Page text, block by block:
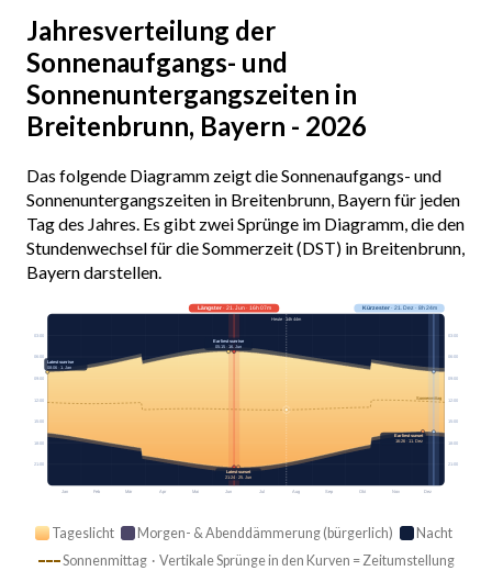
Jahresverteilung der
Sonnenaufgangs- und
Sonnenuntergangszeiten in
Breitenbrunn, Bayern - 2026
Das folgende Diagramm zeigt die Sonnenaufgangs- und
Sonnenuntergangszeiten in Breitenbrunn, Bayern für jeden
Tag des Jahres. Es gibt zwei Sprünge im Diagramm, die den
Stundenwechsel für die Sommerzeit (DST) in Breitenbrunn,
Bayern darstellen.
Jan Feb Mär Apr Mai Jun Jul Aug Sep Okt Nov Dez
Sonnenmittag
03:00 03:00
06:00 06:00
09:00 09:00
12:00 12:00
15:00 15:00
18:00 18:00
21:00 21:00
Längster· 21. Jun · 16h 07m Kürzester· 21. Dez · 8h 24m
Heute · 14h 44m
Earliest sunrise
05:15 · 16. Jun
Latest sunrise
08:06 · 1. Jan
Earliest sunset
16:26 · 11. Dez
Latest sunset
21:24 · 25. Jun
Tageslicht Morgen- & Abenddämmerung (bürgerlich)
Nacht
Sonnenmittag · Vertikale Sprünge in den Kurven = Zeitumstellung